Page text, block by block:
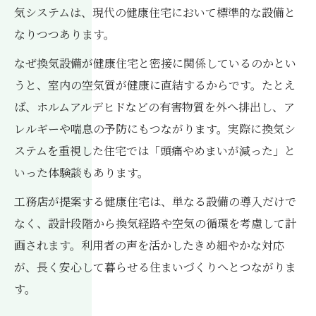
気システムは、現代の健康住宅において標準的な設備と
なりつつあります。
なぜ換気設備が健康住宅と密接に関係しているのかとい
うと、室内の空気質が健康に直結するからです。たとえ
ば、ホルムアルデヒドなどの有害物質を外へ排出し、ア
レルギーや喘息の予防にもつながります。実際に換気シ
ステムを重視した住宅では「頭痛やめまいが減った」と
いった体験談もあります。
工務店が提案する健康住宅は、単なる設備の導入だけで
なく、設計段階から換気経路や空気の循環を考慮して計
画されます。利用者の声を活かしたきめ細やかな対応
が、長く安心して暮らせる住まいづくりへとつながりま
す。